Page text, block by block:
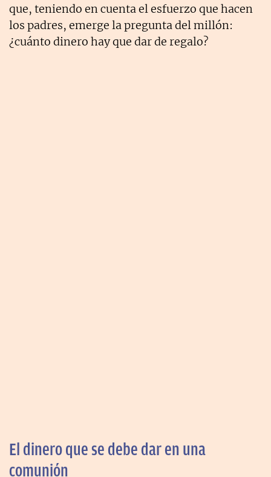
que, teniendo en cuenta el esfuerzo que hacen
los padres, emerge la pregunta del millón:
¿cuánto dinero hay que dar de regalo?
El dinero que se debe dar en una
comunión